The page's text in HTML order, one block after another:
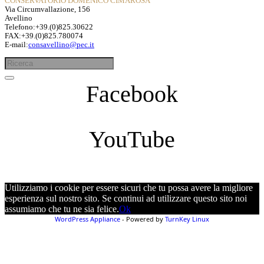
Via Circumvallazione, 156
Avellino
Telefono:+39.(0)825.30622
FAX:+39.(0)825.780074
E-mail:consavellino@pec.it
Facebook
YouTube
Utilizziamo i cookie per essere sicuri che tu possa avere la migliore
esperienza sul nostro sito. Se continui ad utilizzare questo sito noi
assumiamo che tu ne sia felice.Ok
WordPress Appliance - Powered by TurnKey Linux